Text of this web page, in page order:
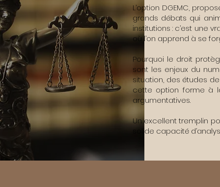
L’option DGEMC,
grands débats qui
institutions : c’est une
où l’on apprend à se
Pourquoi le droit
sont les enjeux du
situation, des études
cette option forme à
argumentatives.
Un excellent tremplin
solide capacité